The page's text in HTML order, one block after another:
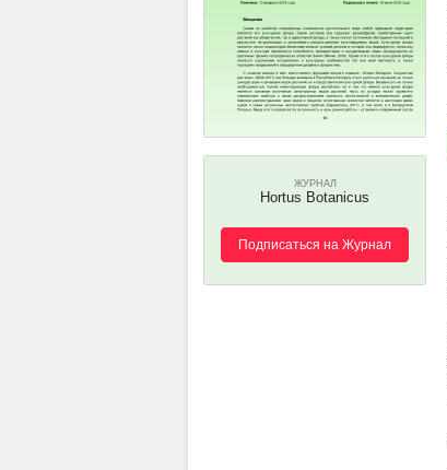
ЖУРНАЛ
Hortus Botanicus
Подписаться на Журнал